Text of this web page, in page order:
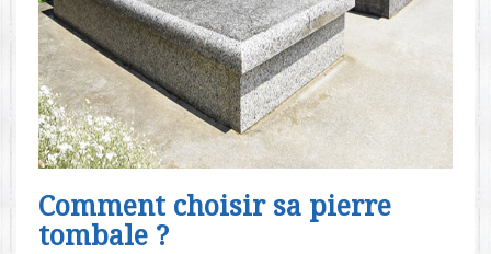
Comment choisir sa pierre
tombale ?